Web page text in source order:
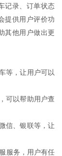
记录、订单状态
提供用户评价功
其他用户做出更
等，让用户可以
可以帮助用户查
信、银联等，让
服务，用户有任